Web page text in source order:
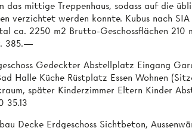
das mittige Treppenhaus, sodass auf die
verzichtet werden konnte. Kubus nach SIA
ca. 2250 m2 Brutto-Geschossflächen 210
385.—
Gedeckter Abstellplatz Eingang
Halle Küche Rüstplatz Essen Wohnen
später Kinderzimmer Eltern Kinder
35.13
Decke Erdgeschoss Sichtbeton,